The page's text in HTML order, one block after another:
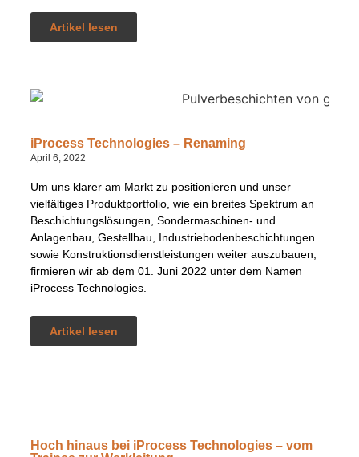
Artikel lesen
iProcess Technologies – Renaming​
April 6, 2022
Um uns klarer am Markt zu positionieren und unser
vielfältiges Produktportfolio, wie ein breites Spektrum an
Beschichtungslösungen, Sondermaschinen- und
Anlagenbau, Gestellbau, Industriebodenbeschichtungen
sowie Konstruktionsdienstleistungen weiter auszubauen,
firmieren wir ab dem 01. Juni 2022 unter dem Namen
iProcess Technologies.
Artikel lesen
Hoch hinaus bei iProcess Technologies – vom